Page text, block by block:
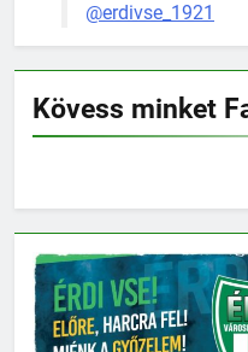
@erdivse_1921
Kövess minket